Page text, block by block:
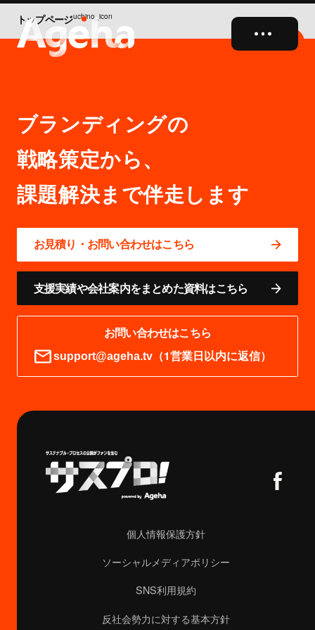
close
トップページuchino_icon
ブランディングの
戦略策定から、
お見積り・お問い合わせはこちら
支援実績や会社案内をまとめた資料はこちら
お問い合わせはこちら
support@ageha.tv（1営業日以内に返信）
個人情報保護方針
ソーシャルメディアポリシー
SNS利用規約
反社会勢力に対する基本方針